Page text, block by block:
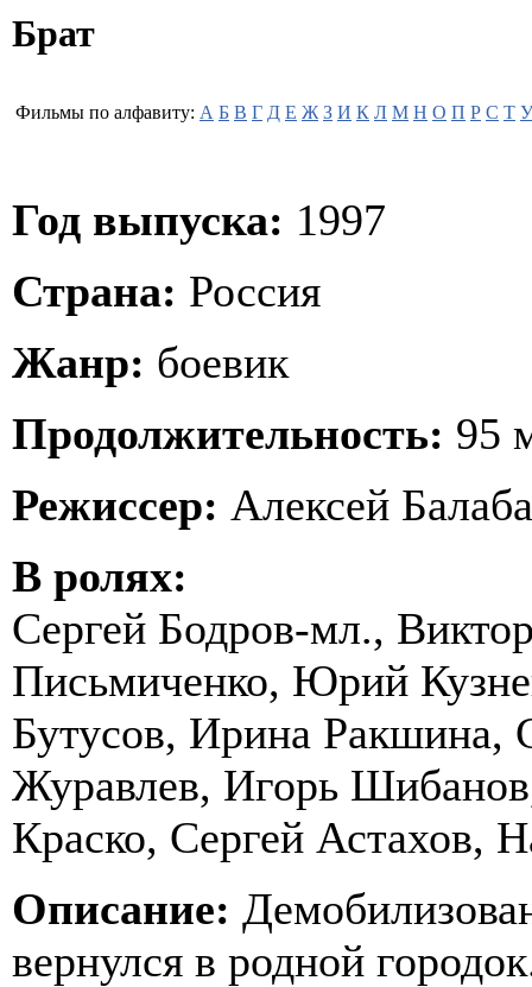
Брат
Фильмы по алфавиту: А Б В Г Д Е Ж З И К Л М Н О П Р С Т У
Год выпуска: 1997
Страна: Россия
Жанр: боевик
Продолжительность: 95
Режиссер: Алексей
В ролях:
Сергей Бодров-мл.,
Письмиченко, Юрий
Бутусов, Ирина Ракшина,
Журавлев, Игорь
Краско, Сергей Астахов,
Описание:
вернулся в родной